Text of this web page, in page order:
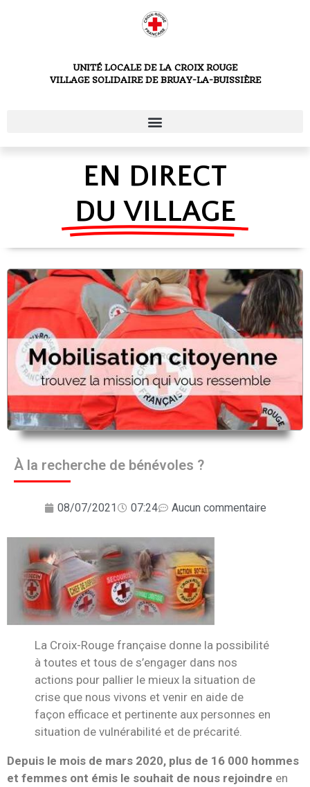
UNITÉ LOCALE DE LA CROIX ROUGE
VILLAGE SOLIDAIRE DE BRUAY-LA-BUISSIÈRE
EN DIRECT
DU VILLAGE
À la recherche de bénévoles ?
08/07/2021 07:24 Aucun commentaire
La Croix-Rouge française donne la possibilité
à toutes et tous de s’engager dans nos
actions pour pallier le mieux la situation de
crise que nous vivons et venir en aide de
façon efficace et pertinente aux personnes en
situation de vulnérabilité et de précarité.
Depuis le mois de mars 2020, plus de 16 000 hommes
et femmes ont émis le souhait de nous rejoindre en